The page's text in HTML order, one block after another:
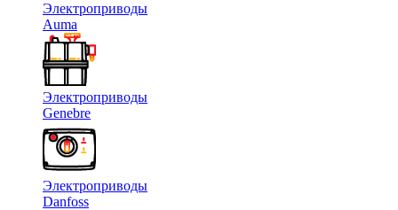
Электроприводы
Auma
Электроприводы
Genebre
Электроприводы
Danfoss